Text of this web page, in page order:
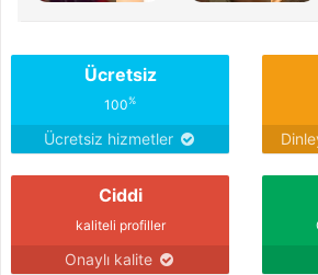
Ücretsiz
100%
Ücretsiz hizmetler
Ciddi
kaliteli profiller
Onaylı kalite